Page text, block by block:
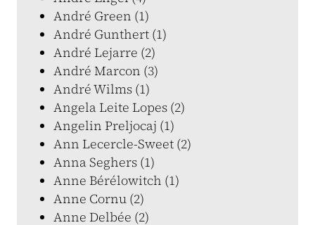
André Green (1)
André Gunthert (1)
André Lejarre (2)
André Marcon (3)
André Wilms (1)
Angela Leite Lopes (2)
Angelin Preljocaj (1)
Ann Lecercle-Sweet (2)
Anna Seghers (1)
Anne Bérélowitch (1)
Anne Cornu (2)
Anne Delbée (2)